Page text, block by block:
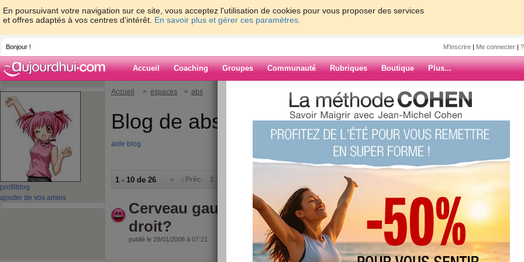
En poursuivant votre navigation sur ce site, vous acceptez l'utilisation de cookies pour vous proposer des services
et offres adaptés à vos centres d'intérêt. En savoir plus et gérer ces paramètres.
Bonjour ! M'inscrire | Me connecter |
Accueil Coaching Groupes Communauté Rubriques Boutique Plus...
profil blog
ajouter de vos amies
Accueil > espaces > abs
Blog de abs
aide blog
1 - 10 de 26 « ‹ Préc. 1
Cerveau gauche ou cerveau
droit?
publié le 28/01/2008 à 07:21 ARCHIVES